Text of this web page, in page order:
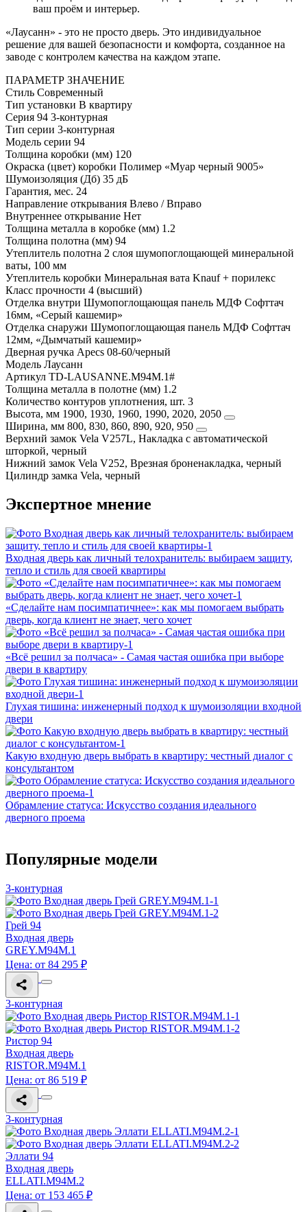
ваш проём и интерьер.
«Лаусанн» - это не просто дверь. Это индивидуальное
решение для вашей безопасности и комфорта, созданное на
заводе с контролем качества на каждом этапе.
ПАРАМЕТР ЗНАЧЕНИЕ
Стиль Современный
Тип установки В квартиру
Серия 94 3-контурная
Тип серии 3-контурная
Модель серии 94
Толщина коробки (мм) 120
Окраска (цвет) коробки Полимер «Муар черный 9005»
Шумоизоляция (Дб) 35 дБ
Гарантия, мес. 24
Направление открывания Влево / Вправо
Внутреннее открывание Нет
Толщина металла в коробке (мм) 1.2
Толщина полотна (мм) 94
Утеплитель полотна 2 слоя шумопоглощающей минеральной
ваты, 100 мм
Утеплитель коробки Минеральная вата Knauf + порилекс
Класс прочности 4 (высший)
Отделка внутри Шумопоглощающая панель МДФ Софттач
16мм, «Серый кашемир»
Отделка снаружи Шумопоглощающая панель МДФ Софттач
12мм, «Дымчатый кашемир»
Дверная ручка Apecs 08-60/черный
Модель Лаусанн
Артикул TD-LAUSANNE.M94M.1#
Толщина металла в полотне (мм) 1.2
Количество контуров уплотнения, шт. 3
Высота, мм 1900, 1930, 1960, 1990, 2020, 2050
Ширина, мм 800, 830, 860, 890, 920, 950
Верхний замок Vela V257L, Накладка с автоматической
шторкой, черный
Нижний замок Vela V252, Врезная броненакладка, черный
Цилиндр замка Vela, черный
Экспертное мнение
Входная дверь как личный телохранитель: выбираем защиту,
тепло и стиль для своей квартиры
«Сделайте нам посимпатичнее»: как мы помогаем выбрать
дверь, когда клиент не знает, чего хочет
«Всё решил за полчаса» - Самая частая ошибка при выборе
двери в квартиру
Глухая тишина: инженерный подход к шумоизоляции входной
двери
Какую входную дверь выбрать в квартиру: честный диалог с
консультантом
Обрамление статуса: Искусство создания идеального
дверного проема
Популярные модели
3-контурная
Грей 94
Входная дверь
GREY.M94M.1
Цена: от 84 295 ₽
3-контурная
Ристор 94
Входная дверь
RISTOR.M94M.1
Цена: от 86 519 ₽
3-контурная
Эллати 94
Входная дверь
ELLATI.M94M.2
Цена: от 153 465 ₽